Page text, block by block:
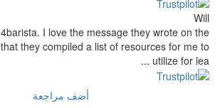
I absolutely love 4barista. I love the message
delivery box. I love that they compiled a list of